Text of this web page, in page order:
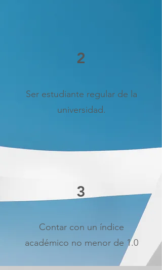
2
Ser estudiante regular de la
universidad.
3
Contar con un índice
académico no menor de 1.0